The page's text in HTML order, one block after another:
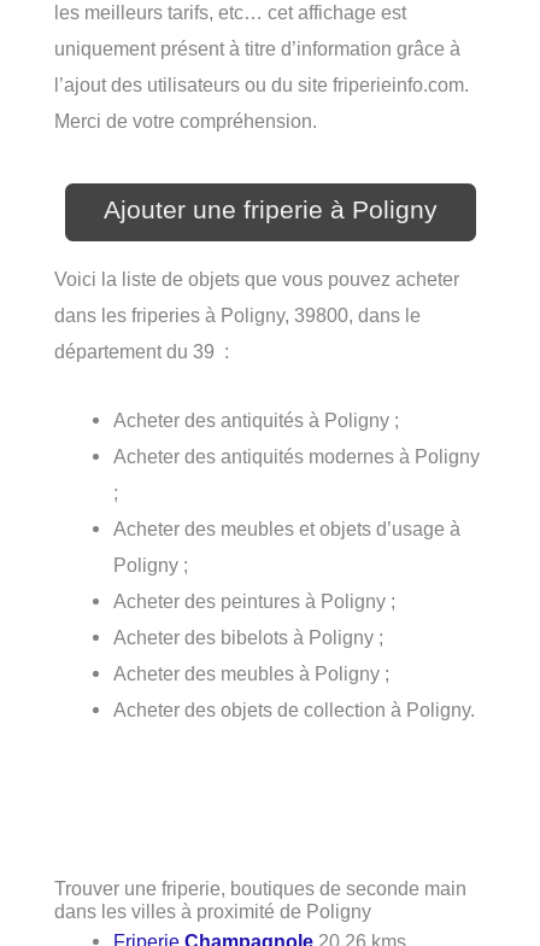
les meilleurs tarifs, etc… cet affichage est
uniquement présent à titre d’information grâce à
l’ajout des utilisateurs ou du site friperieinfo.com.
Merci de votre compréhension.
Ajouter une friperie à Poligny
Voici la liste de objets que vous pouvez acheter
dans les friperies à Poligny, 39800, dans le
département du 39 :
Acheter des antiquités à Poligny ;
Acheter des antiquités modernes à Poligny
;
Acheter des meubles et objets d’usage à
Poligny ;
Acheter des peintures à Poligny ;
Acheter des bibelots à Poligny ;
Acheter des meubles à Poligny ;
Acheter des objets de collection à Poligny.
Trouver une friperie, boutiques de seconde main
dans les villes à proximité de Poligny
FriperieChampagnole 20.26 kms